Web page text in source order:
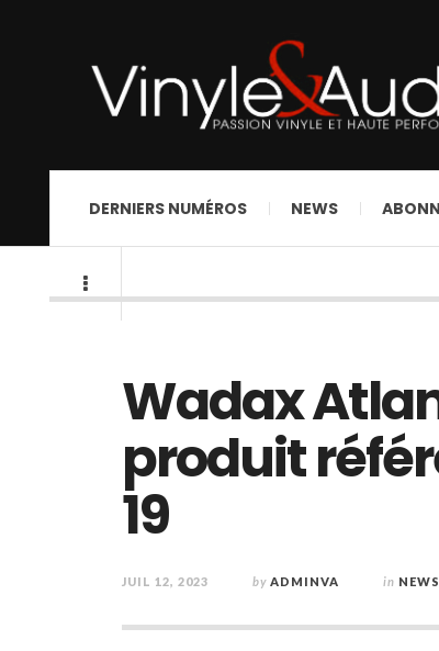
DERNIERS NUMÉROS NEWS
Wadax
produit
19
JUIL 12, 2023 by ADMINVA in NEWS